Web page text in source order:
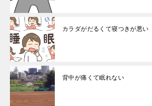
カラダがだるくて寝つきが悪い
背中が痛くて眠れない